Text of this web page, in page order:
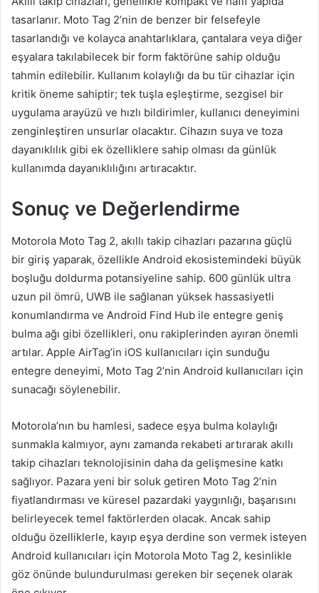
tasarlanır. Moto Tag 2’nin de benzer bir felsefeyle
tasarlandığı ve kolayca anahtarlıklara, çantalara veya diğer
eşyalara takılabilecek bir form faktörüne sahip olduğu
tahmin edilebilir. Kullanım kolaylığı da bu tür cihazlar için
kritik öneme sahiptir; tek tuşla eşleştirme, sezgisel bir
uygulama arayüzü ve hızlı bildirimler, kullanıcı deneyimini
zenginleştiren unsurlar olacaktır. Cihazın suya ve toza
dayanıklılık gibi ek özelliklere sahip olması da günlük
kullanımda dayanıklılığını artıracaktır.
Sonuç ve Değerlendirme
Motorola Moto Tag 2, akıllı takip cihazları pazarına güçlü
bir giriş yaparak, özellikle Android ekosistemindeki büyük
boşluğu doldurma potansiyeline sahip. 600 günlük ultra
uzun pil ömrü, UWB ile sağlanan yüksek hassasiyetli
konumlandırma ve Android Find Hub ile entegre geniş
bulma ağı gibi özellikleri, onu rakiplerinden ayıran önemli
artılar. Apple AirTag’in iOS kullanıcıları için sunduğu
entegre deneyimi, Moto Tag 2’nin Android kullanıcıları için
sunacağı söylenebilir.
Motorola’nın bu hamlesi, sadece eşya bulma kolaylığı
sunmakla kalmıyor, aynı zamanda rekabeti artırarak akıllı
takip cihazları teknolojisinin daha da gelişmesine katkı
sağlıyor. Pazara yeni bir soluk getiren Moto Tag 2’nin
fiyatlandırması ve küresel pazardaki yaygınlığı, başarısını
belirleyecek temel faktörlerden olacak. Ancak sahip
olduğu özelliklerle, kayıp eşya derdine son vermek isteyen
Android kullanıcıları için Motorola Moto Tag 2, kesinlikle
göz önünde bulundurulması gereken bir seçenek olarak